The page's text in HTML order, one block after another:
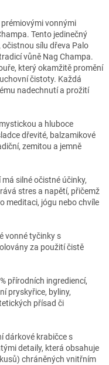
vonnými
Tento jedinečný
sílu dřeva Palo
vůně Nag Champa.
který okamžitě promění
čistoty. Každá
nadechnutí a prožití
a hluboce
dřevité, balzamikové
zemitou a jemně
silné očistné účinky,
stres a napětí, přičemž
meditaci, jógu nebo chvíle
vonné tyčinky s
za použití čistě
přírodních ingrediencí,
pryskyřice, byliny,
přísad či
dárkové krabičce s
detaily, která obsahuje
chráněných vnitřním